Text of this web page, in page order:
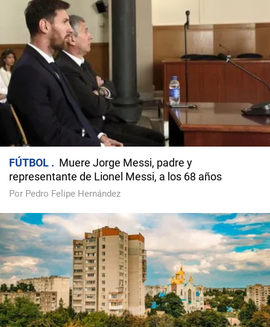
FÚTBOL
Muere Jorge Messi, padre y
representante de Lionel Messi, a los 68 años
Por Pedro Felipe Hernández